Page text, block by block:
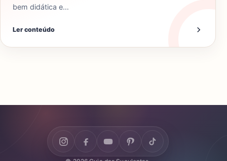
bem didática e…
Ler conteúdo